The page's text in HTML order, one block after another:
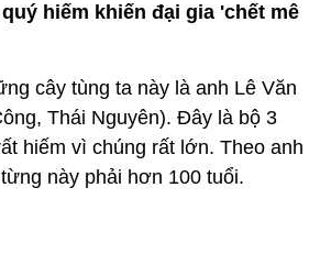
hiếm khiến đại gia 'chết mê
cây tùng ta này là anh Lê Văn
Thái Nguyên). Đây là bộ 3
hiếm vì chúng rất lớn. Theo anh
này phải hơn 100 tuổi.